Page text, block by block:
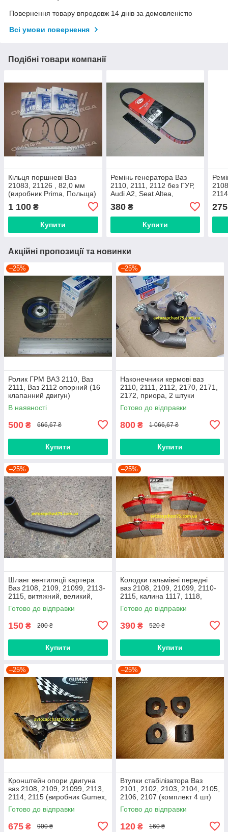
Повернення товару впродовж 14 днів за домовленістю
Всі умови повернення
Подібні товари компанії
Кільця поршневі Ваз
21083, 21126 , 82,0 мм
(виробник Prima, Польща)
1 100 ₴
Купити
Ремінь генератора Ваз
2110, 2111, 2112 без ГУР,
Audi A2, Seat Altea,
Toledo, Skoda Fabia
380₴
Купити
275
Акційні пропозиції та новинки
–25%
Ролик ГРМ ВАЗ 2110, Ваз
2111, Ваз 2112 опорний (16
клапанний двигун)
В наявності
500 ₴ 666,67 ₴
Купити
–25%
Наконечники кермові ваз
2110, 2111, 2112, 2170, 2171,
2172, приора, 2 штуки
(виробник Finwhale,
Німеччина)
Готово до відправки
800 ₴ 1 066,67 ₴
Купити
–25%
Шланг вентиляції картера
Ваз 2108, 2109, 21099, 2113-
2115, витяжний, великий,
нижній
Готово до відправки
150 ₴ 200 ₴
Купити
–25%
Колодки гальмівні передні
ваз 2108, 2109, 21099, 2110-
2115, калина 1117, 1118,
1119, приора 2170 (Raf,
Латвія)
Готово до відправки
390 ₴ 520 ₴
Купити
–25%
Кронштейн опори двигуна
ваз 2108, 2109, 21099, 2113,
2114, 2115 (виробник Gumex,
Польща)
Готово до відправки
675 ₴ 900 ₴
–25%
Втулки стабілізатора Ваз
2101, 2102, 2103, 2104, 2105,
2106, 2107 (комплект 4 шт)
виробник Gumex, Польща
Готово до відправки
120 ₴ 160 ₴